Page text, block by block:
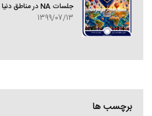
جلسات NA در مناطق دنیا
1399/07/13
برچسب ها